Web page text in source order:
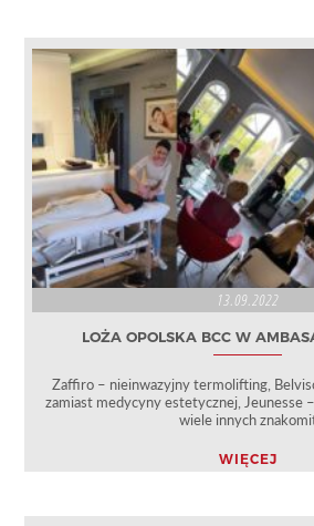
13.09.2022
LOŻA OPOLSKA BCC W
Zaffiro – nieinwazyjny termolifting,
zamiast medycyny estetycznej, Jeunesse
wiele innych
WIĘCEJ